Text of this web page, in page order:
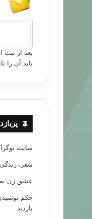
بعد از ثبت
باید آن را
سایت نوگرا
شعر،
عشق زن به
حکم
بازدید